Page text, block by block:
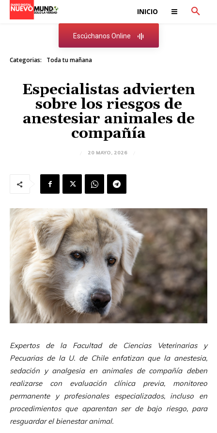
INICIO
Escúchanos Online
Categorias: Toda tu mañana
Especialistas advierten
sobre los riesgos de
anestesiar animales de
compañía
20 MAYO, 2026
Expertos de la Facultad de Ciencias Veterinarias y
Pecuarias de la U. de Chile enfatizan que la anestesia,
sedación y analgesia en animalesde compañía deben
realizarse con evaluación clínica previa, monitoreo
permanente y profesionales especializados, incluso en
procedimientos que aparentan ser de bajo riesgo, para
resguardar el bienestar animal.